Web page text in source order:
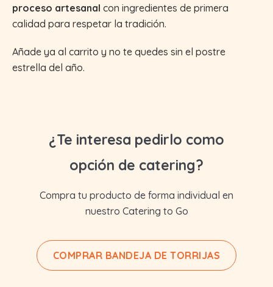
proceso artesanal con ingredientes de primera
calidad para respetar la tradición.
Añade ya al carrito y no te quedes sin el postre
estrella del año.
¿Te interesa pedirlo como
opción de catering?
Compra tu producto de forma individual en
nuestro Catering to Go
COMPRAR BANDEJA DE TORRIJAS